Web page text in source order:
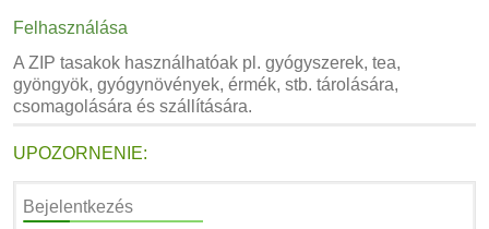
Felhasználása
A ZIP tasakok használhatóak pl. gyógyszerek, tea,
gyöngyök, gyógynövények, érmék, stb. tárolására,
csomagolására és szállítására.
UPOZORNENIE:
Bejelentkezés